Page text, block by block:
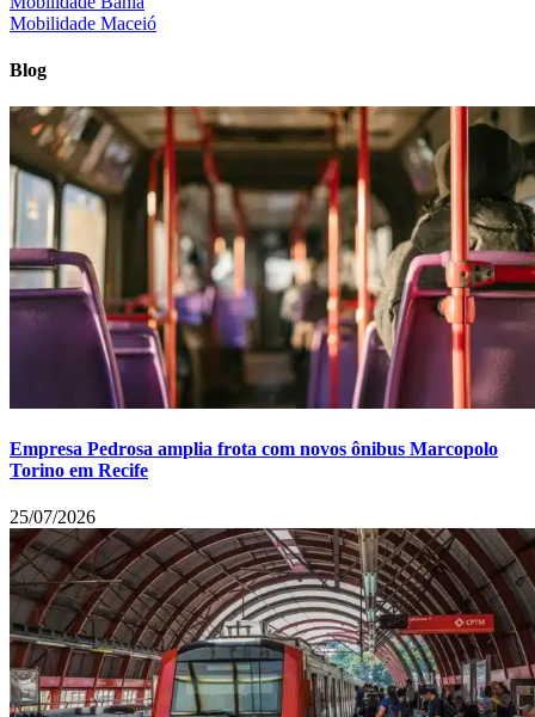
Mobilidade Maceió
Blog
Empresa Pedrosa amplia frota com novos ônibus Marcopolo
Torino em Recife
25/07/2026